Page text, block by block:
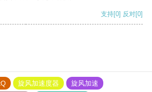
支持[0] 反对[0]
旋风加速度器
旋风加速